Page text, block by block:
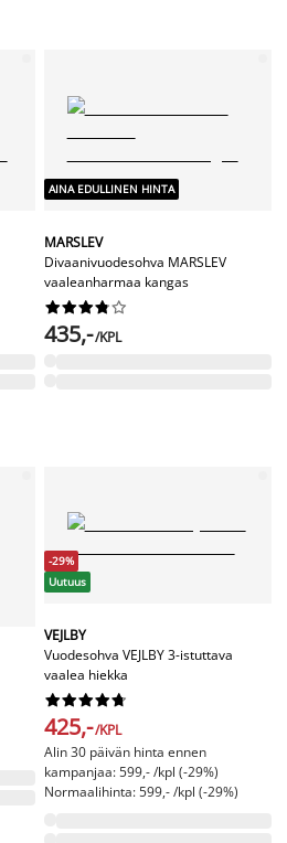
AINA EDULLINEN HINTA
MARSLEV
Divaanivuodesohva MARSLEV
vaaleanharmaa kangas






435,-/KPL
-29%
Uutuus
VEJLBY
Vuodesohva VEJLBY 3-istuttava
vaalea hiekka






425,-/KPL
Alin 30 päivän hinta ennen
kampanjaa: 599,- /kpl (-29%)
Normaalihinta: 599,- /kpl (-29%)